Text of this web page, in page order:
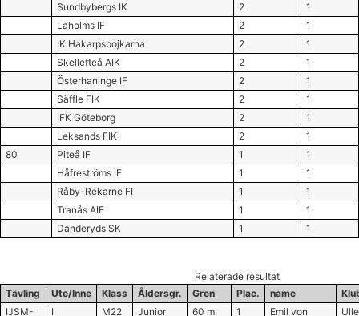
Sundbybergs IK 2
1
Laholms IF
2
1
IK Hakarpspojkarna
2
1
Skellefteå AIK
2
1
Österhaninge IF
2
1
Säffle FIK
2
1
IFK Göteborg
2
1
Leksands FIK
2
1
80
Piteå IF 1
1
Håfreströms IF
1
1
Råby-Rekarne FI
1
1
Tranås AIF
1
1
Danderyds SK
1 1
Relaterade resultat
Tävling
Ute/Inne Klass Åldersgr. Gren Plac. name
IJSM-
I M22 Junior 60 m 1
Emil von